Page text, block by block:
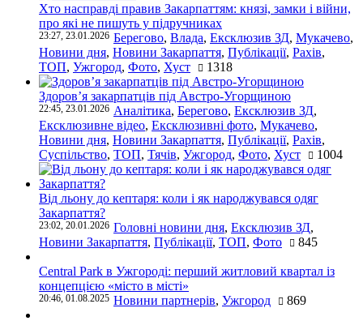
Хто насправді правив Закарпаттям: князі, замки і війни,
про які не пишуть у підручниках
23:27, 23.01.2026 Берегово, Влада, Ексклюзив ЗД, Мукачево,
Новини дня, Новини Закарпаття, Публікації, Рахів,
ТОП, Ужгород, Фото, Хуст 1318
Здоров’я закарпатців під Австро-Угорщиною
22:45, 23.01.2026 Аналітика, Берегово, Ексклюзив ЗД,
Ексклюзивне відео, Ексклюзивні фото, Мукачево,
Новини дня, Новини Закарпаття, Публікації, Рахів,
Суспільство, ТОП, Тячів, Ужгород, Фото, Хуст 1004
Від льону до кептаря: коли і як народжувався одяг
Закарпаття?
23:02, 20.01.2026 Головні новини дня, Ексклюзив ЗД,
Новини Закарпаття, Публікації, ТОП, Фото 845
Central Park в Ужгороді: перший житловий квартал із
концепцією «місто в місті»
20:46, 01.08.2025 Новини партнерів, Ужгород 869